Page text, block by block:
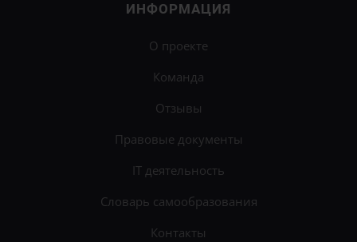
ИНФОРМАЦИЯ
О проекте
Команда
Отзывы
Правовые документы
IT деятельность
Словарь самообразования
Контакты